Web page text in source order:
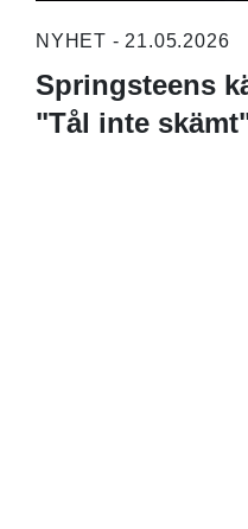
NYHET - 21.05.2026
Springsteens
"Tål inte